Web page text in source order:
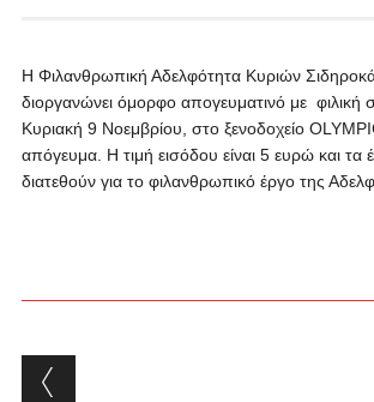
Η Φιλανθρωπική Αδελφότητα Κυριών
διοργανώνει όμορφο απογευματινό με φιλική
Κυριακή 9 Νοεμβρίου, στο ξενοδοχείο
απόγευμα. Η τιμή εισόδου είναι 5 ευρώ και τα
διατεθούν για το φιλανθρωπικό έργο της
Post navigation